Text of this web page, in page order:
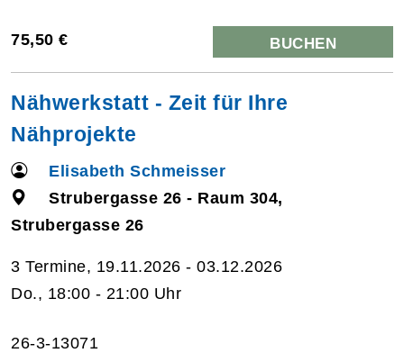
75,50 € BUCHEN
Nähwerkstatt - Zeit für Ihre
Nähprojekte
Elisabeth Schmeisser
Strubergasse 26 - Raum 304,
Strubergasse 26
3 Termine, 19.11.2026 - 03.12.2026
Do., 18:00 - 21:00 Uhr
26-3-13071